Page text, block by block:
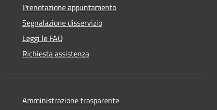
Prenotazione appuntamento
Segnalazione disservizio
Leggi le FAQ
Richiesta assistenza
Amministrazione trasparente